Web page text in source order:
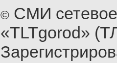
© СМИ
«TLTgorod»